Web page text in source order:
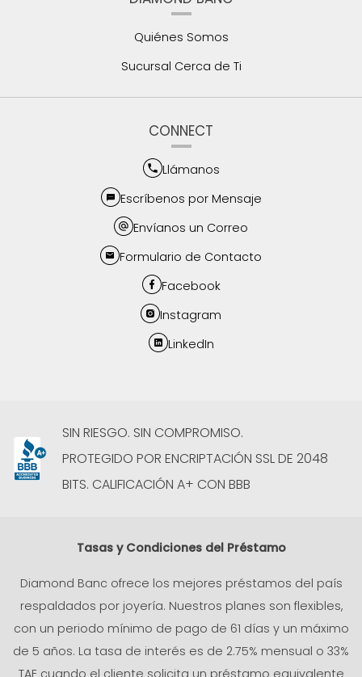
Quiénes Somos
Sucursal Cerca de Ti
CONNECT
Llámanos
Escríbenos por Mensaje
Envíanos un Correo
Formulario de Contacto
Facebook
Instagram
LinkedIn
SIN RIESGO. SIN COMPROMISO.
PROTEGIDO POR ENCRIPTACIÓN SSL DE 2048
BITS. CALIFICACIÓN A+ CON BBB
Tasas y Condiciones del Préstamo
Diamond Banc ofrece los mejores préstamos del país
respaldados por joyería. Nuestros planes son flexibles,
con un periodo mínimo de pago de 61 días y un máximo
de 5 años. La tasa de interés es de 2.75% mensual o 33%
TAE cuando el cliente solicita un préstamo equivalente